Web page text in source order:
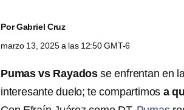
PorGabriel Cruz
marzo 13, 2025 a las 12:50 GMT-6
Pumas vs Rayadosse enfrentan en
interesante duelo; te compartimos a